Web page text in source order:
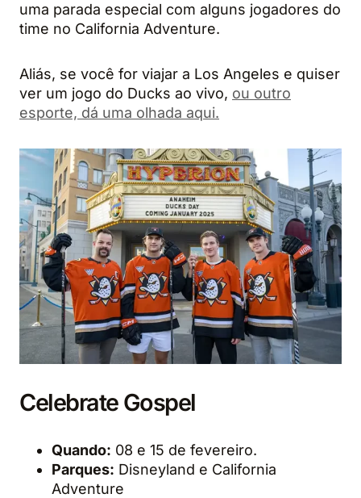
uma parada especial com alguns jogadores do
time no California Adventure.
Aliás, se você for viajar a Los Angeles e quiser
ver um jogo do Ducks ao vivo, ou outro
esporte, dá uma olhada aqui.
Celebrate Gospel
Quando: 08 e 15 de fevereiro.
Parques: Disneyland e California
Adventure